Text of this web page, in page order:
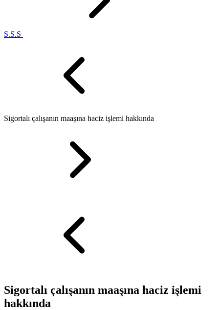
S.S.S
Sigortalı çalışanın maaşına haciz işlemi hakkında
Sigortalı çalışanın maaşına haciz işlemi
hakkında